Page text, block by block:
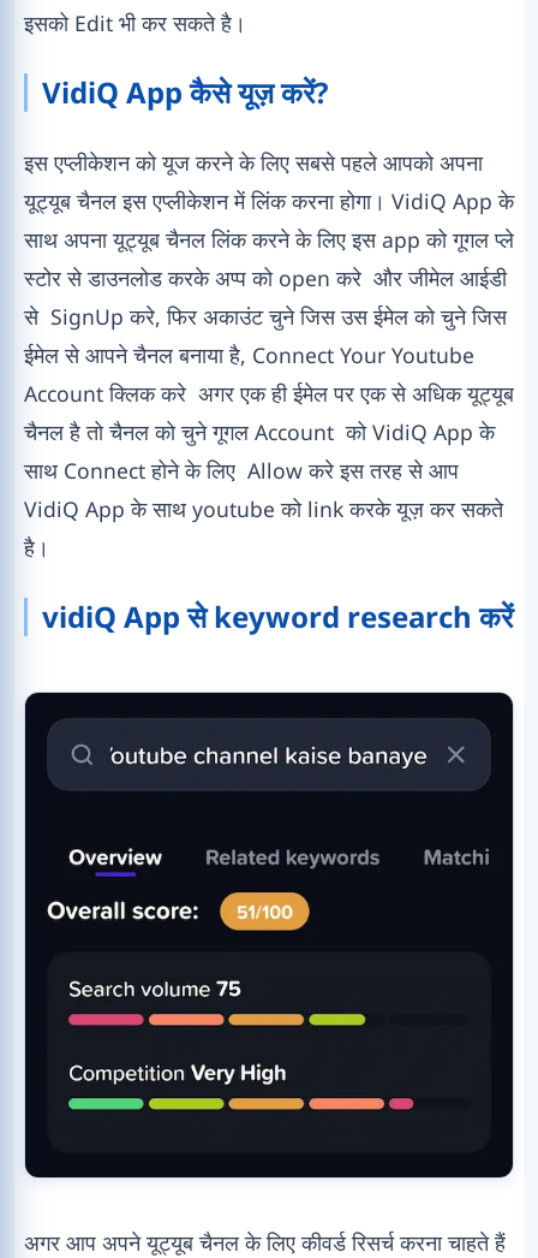
इसको Edit भी कर सकते है।
VidiQ App कैसे यूज़ करें?
इस एप्लीकेशन को यूज करने के लिए सबसे पहले आपको अपना
यूट्यूब चैनल इस एप्लीकेशन में लिंक करना होगा। VidiQ App के
साथ अपना यूट्यूब चैनल लिंक करने के लिए इस app को गूगल प्ले
स्टोर से डाउनलोड करके अप्प को open करे और जीमेल आईडी
से SignUp करे, फिर अकाउंट चुने जिस उस ईमेल को चुने जिस
ईमेल से आपने चैनल बनाया है, Connect Your Youtube
Account क्लिक करे अगर एक ही ईमेल पर एक से अधिक यूट्यूब
चैनल है तो चैनल को चुने गूगल Account को VidiQ App के
साथ Connect होने के लिए Allow करे इस तरह से आप
VidiQ App के साथ youtube को link करके यूज़ कर सकते
है।
vidiQ App से keyword research करें
अगर आप अपने यूट्यूब चैनल के लिए कीवर्ड रिसर्च करना चाहते हैं